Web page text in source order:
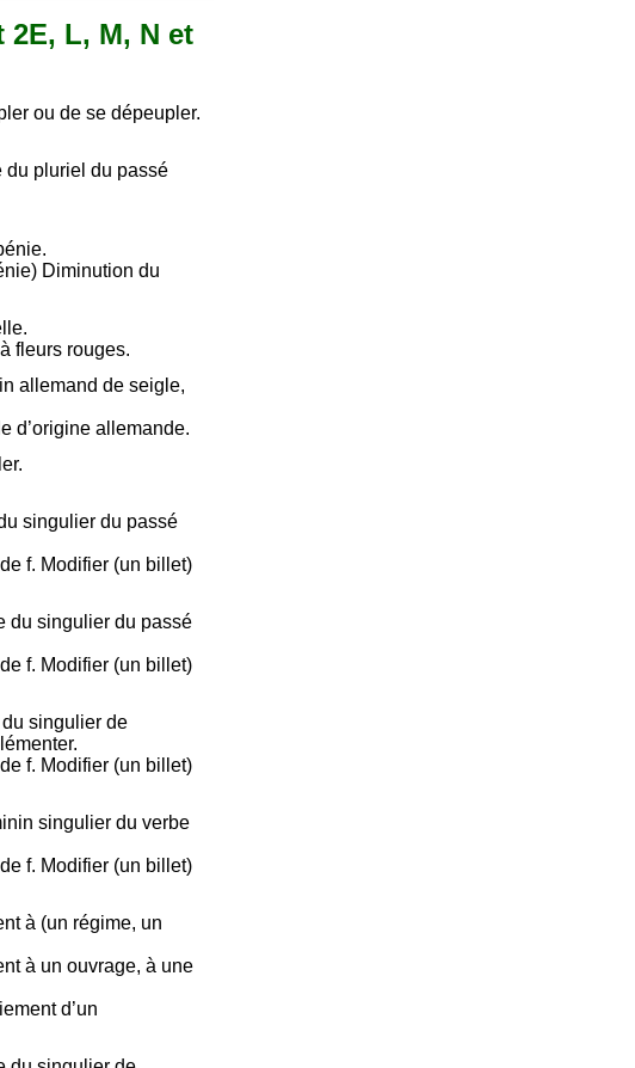
L, M, N et
ou de se dépeupler.
du pluriel du passé
Diminution du
fleurs rouges.
allemand de seigle,
d’origine allemande.
singulier du passé
f. Modifier (un billet)
du singulier du passé
f. Modifier (un billet)
singulier de
f. Modifier (un billet)
singulier du verbe
f. Modifier (un billet)
à (un régime, un
à un ouvrage, à une
d’un